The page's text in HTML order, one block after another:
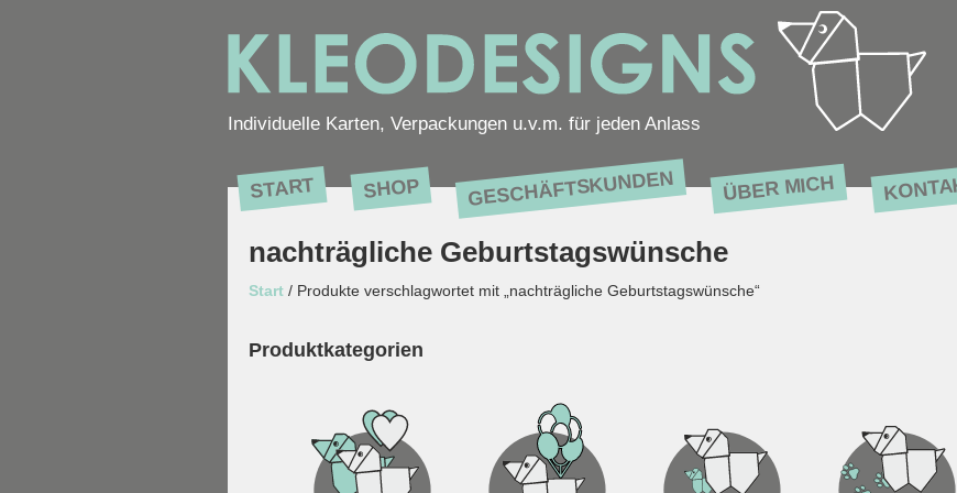
Individuelle Karten, Verpackungen u.v.m. für jeden Anlass
START SHOP GESCHÄFTSKUNDEN ÜBER MICH
nachträgliche Geburtstagswünsche
Start / Produkte verschlagwortet mit „nachträgliche Geburtstagswünsche“
Produktkategorien